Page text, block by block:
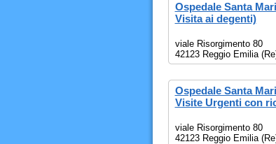
Ospedale Santa
Visita ai degenti)
viale Risorgimento 80
42123 Reggio Emilia
Ospedale Santa
Visite Urgenti con
viale Risorgimento 80
42123 Reggio Emilia